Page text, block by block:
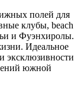
полей для
клубы, beach
‌и Фуэнхиролы.
Идеальное
эксклюзивности
‌южной